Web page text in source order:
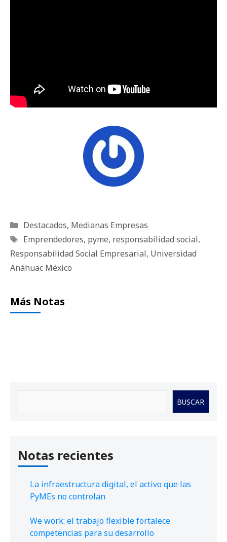
Categorías
Destacados, Medianas Empresas
Etiquetas
Emprendedores, pyme, responsabilidad social,
Responsabilidad Social Empresarial, Universidad
Anáhuac México
Más Notas
BUSCAR
Notas recientes
La infraestructura digital, el activo que las
PyMEs no controlan
We work: el trabajo flexible fortalece
competencias para su desarrollo